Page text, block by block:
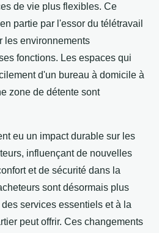
de vie plus flexibles. Ce
partie par l'essor du télétravail
les environnements
fonctions. Les espaces qui
d'un bureau à domicile à
zone de détente sont
eu un impact durable sur les
influençant de nouvelles
et de sécurité dans la
sont désormais plus
services essentiels et à la
peut offrir. Ces changements